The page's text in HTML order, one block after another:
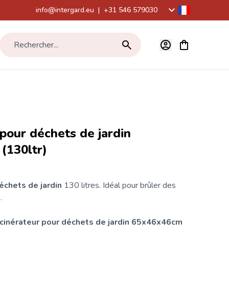
info@intergard.eu | +31 546 579030
Voir le
déchets de jardin
(130ltr)
de jardin 130 litres. Idéal pour brûler des
pour déchets de jardin 65x46x46cm